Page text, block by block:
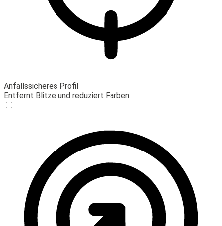
Anfallssicheres Profil
Entfernt Blitze und reduziert Farben